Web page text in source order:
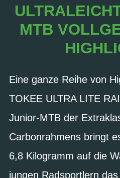
MTB
Eine ganze Reihe von
TOKEE ULTRA LITE
Junior-MTB der
Carbonrahmens bringt
6,8 Kilogramm auf die
jungen Radsportlern